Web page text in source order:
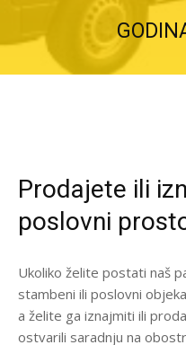
Prodajete ili
poslovni
Ukoliko želite postati naš
stambeni ili poslovni
a želite ga iznajmiti ili
ostvarili saradnju na